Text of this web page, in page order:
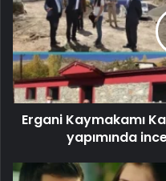
Ergani Kaymakamı
yapımında